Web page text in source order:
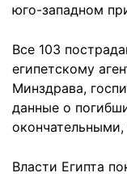
юго-западном
Все 103
египетскому
Минздрава,
данные о
Власти Египта